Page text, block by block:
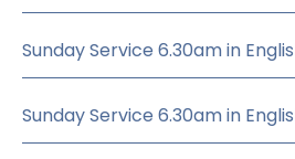
Sunday Service 6.30am in
Sunday Service 6.30am in